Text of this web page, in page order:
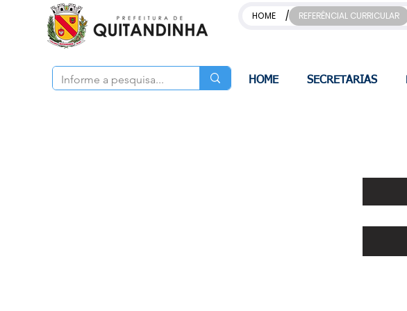
HOME / REFERÊNCIAL CURRICULAR
HOME SECRETARIAS